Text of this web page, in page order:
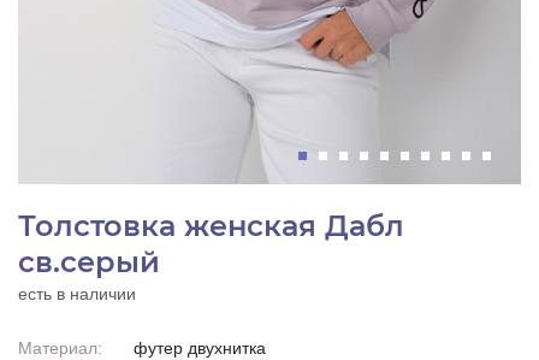
Толстовка женская Дабл
св.серый
есть в наличии
Материал:
футер двухнитка